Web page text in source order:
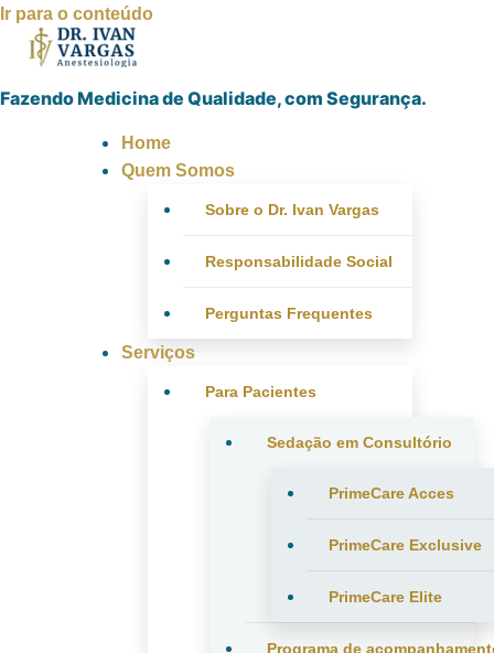
Ir para o conteúdo
Fazendo Medicina de Qualidade, com Segurança.
Home
Quem Somos
Sobre o Dr. Ivan Vargas
Responsabilidade Social
Perguntas Frequentes
Serviços
Para Pacientes
Sedação em Consultório
PrimeCare Acces
PrimeCare Exclusive
PrimeCare Elite
Programa de